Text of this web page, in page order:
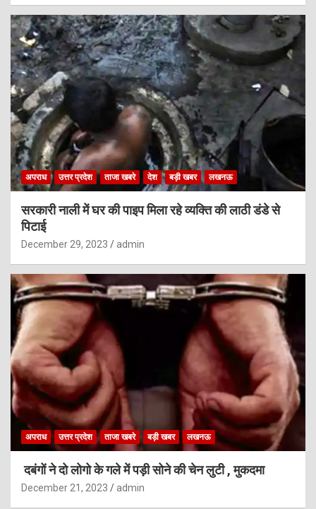
अपराध उत्तर प्रदेश ताजा खबरे देश बड़ी खबर लखनऊ
सरकारी नाली में घर की पाइप मिला रहे व्यक्ति की लाठी डंडे से
पिटाई
December 29, 2023 admin
अपराध उत्तर प्रदेश ताजा खबरे बड़ी खबर लखनऊ
दबंगों ने दो लोगो के गले में पड़ी सोने की चेन लुटी , मुकदमा
December 21, 2023 admin